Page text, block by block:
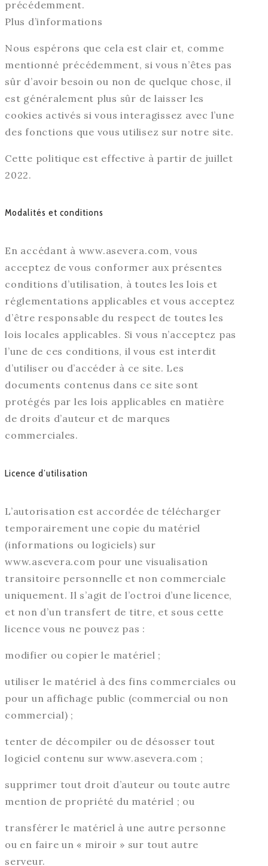
précédemment.
Plus d’informations
Nous espérons que cela est clair et, comme
mentionné précédemment, si vous n’êtes pas
sûr d’avoir besoin ou non de quelque chose, il
est généralement plus sûr de laisser les
cookies activés si vous interagissez avec l’une
des fonctions que vous utilisez sur notre site.
Cette politique est effective à partir de juillet
2022.
Modalités et conditions
En accédant à www.asevera.com, vous
acceptez de vous conformer aux présentes
conditions d’utilisation, à toutes les lois et
réglementations applicables et vous acceptez
d’être responsable du respect de toutes les
lois locales applicables. Si vous n’acceptez pas
l’une de ces conditions, il vous est interdit
d’utiliser ou d’accéder à ce site. Les
documents contenus dans ce site sont
protégés par les lois applicables en matière
de droits d’auteur et de marques
commerciales.
Licence d’utilisation
L’autorisation est accordée de télécharger
temporairement une copie du matériel
(informations ou logiciels) sur
www.asevera.com pour une visualisation
transitoire personnelle et non commerciale
uniquement. Il s’agit de l’octroi d’une licence,
et non d’un transfert de titre, et sous cette
licence vous ne pouvez pas :
modifier ou copier le matériel ;
utiliser le matériel à des fins commerciales ou
pour un affichage public (commercial ou non
commercial) ;
tenter de décompiler ou de désosser tout
logiciel contenu sur www.asevera.com ;
supprimer tout droit d’auteur ou toute autre
mention de propriété du matériel ; ou
transférer le matériel à une autre personne
ou en faire un « miroir » sur tout autre
serveur.